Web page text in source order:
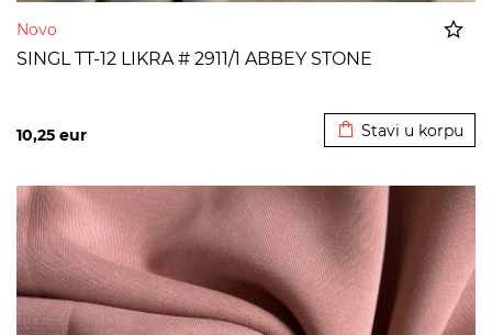
Novo
SINGL TT-12 LIKRA # 2911/1 ABBEY STONE
10,25 eur Stavi u korpu